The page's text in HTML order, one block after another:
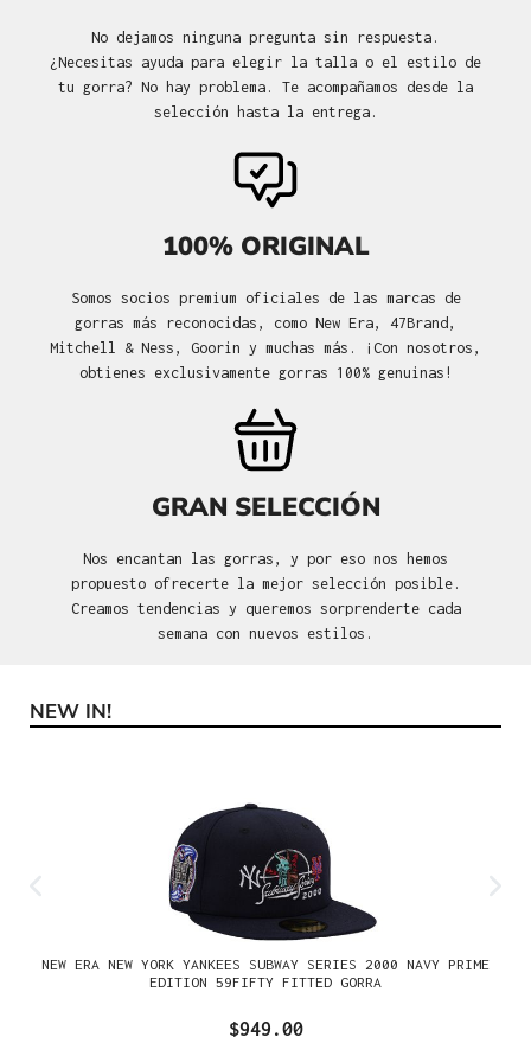
No dejamos ninguna pregunta sin respuesta.
¿Necesitas ayuda para elegir la talla o el estilo de
tu gorra? No hay problema. Te acompañamos desde la
selección hasta la entrega.
100% ORIGINAL
Somos socios premium oficiales de las marcas de
gorras más reconocidas, como New Era, 47Brand,
Mitchell & Ness, Goorin y muchas más. ¡Con nosotros,
obtienes exclusivamente gorras 100% genuinas!
GRAN SELECCIÓN
Nos encantan las gorras, y por eso nos hemos
propuesto ofrecerte la mejor selección posible.
Creamos tendencias y queremos sorprenderte cada
semana con nuevos estilos.
Omitir la galería de productos
NEW IN!
NEW ERA NEW YORK YANKEES SUBWAY SERIES 2000 NAVY PRIME
EDITION 59FIFTY FITTED GORRA
$949.00